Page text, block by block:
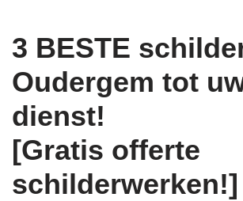
3 BESTE
Oudergem tot
dienst!
[Gratis offerte
schilderwerken!]